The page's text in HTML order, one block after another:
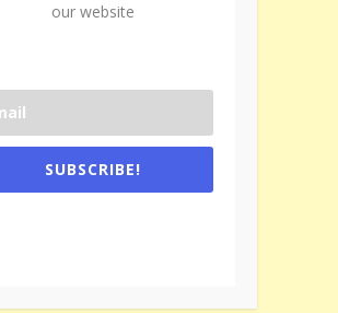
our website
SUBSCRIBE!